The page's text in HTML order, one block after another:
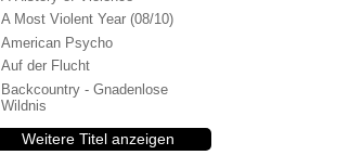
A Most Violent Year (08/10)
American Psycho
Auf der Flucht
Backcountry - Gnadenlose
Wildnis
Weitere Titel anzeigen